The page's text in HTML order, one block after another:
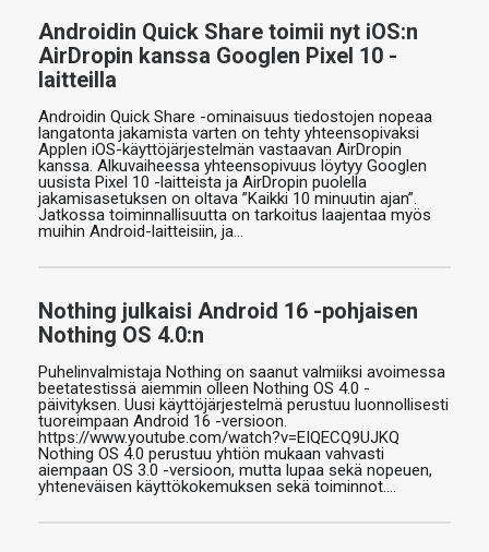
Androidin Quick Share toimii nyt iOS:n
AirDropin kanssa Googlen Pixel 10 -
laitteilla
Androidin Quick Share -ominaisuus tiedostojen nopeaa
langatonta jakamista varten on tehty yhteensopivaksi
Applen iOS-käyttöjärjestelmän vastaavan AirDropin
kanssa. Alkuvaiheessa yhteensopivuus löytyy Googlen
uusista Pixel 10 -laitteista ja AirDropin puolella
jakamisasetuksen on oltava ”Kaikki 10 minuutin ajan”.
Jatkossa toiminnallisuutta on tarkoitus laajentaa myös
muihin Android-laitteisiin, ja…
Nothing julkaisi Android 16 -pohjaisen
Nothing OS 4.0:n
Puhelinvalmistaja Nothing on saanut valmiiksi avoimessa
beetatestissä aiemmin olleen Nothing OS 4.0 -
päivityksen. Uusi käyttöjärjestelmä perustuu luonnollisesti
tuoreimpaan Android 16 -versioon.
https://www.youtube.com/watch?v=EIQECQ9UJKQ
Nothing OS 4.0 perustuu yhtiön mukaan vahvasti
aiempaan OS 3.0 -versioon, mutta lupaa sekä nopeuen,
yhteneväisen käyttökokemuksen sekä toiminnot.…